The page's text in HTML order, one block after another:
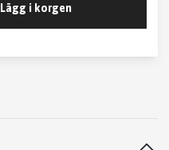
Lägg i korgen